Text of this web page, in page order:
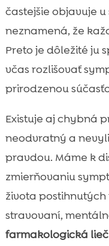
častejšie objavuje
neznamená, že
Preto je dôležité ju
včas rozlišovať
prirodzenou
Existuje aj chybná
neodvratný a
pravdou. Máme k
zmierňovaniu
života postihnutých
stravovaní,
farmakologická